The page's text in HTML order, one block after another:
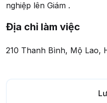
nghiệp lên Giám .
Địa chỉ làm việc
210 Thanh Bình, Mộ Lao,